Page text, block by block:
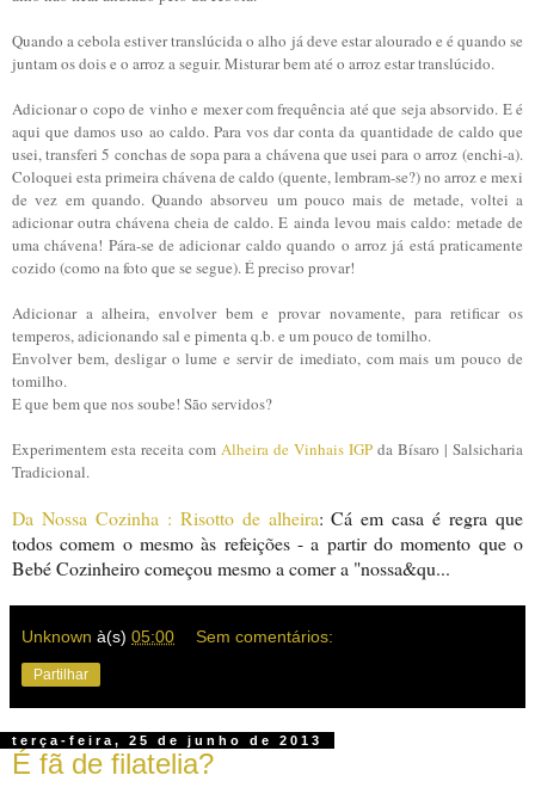
Quando a cebola estiver translúcida o alho já deve estar alourado e é quando se
juntam os dois e o arroz a seguir. Misturar bem até o arroz estar translúcido.
Adicionar o copo de vinho e mexer com frequência até que seja absorvido. E é
aqui que damos uso ao caldo. Para vos dar conta da quantidade de caldo que
usei, transferi 5 conchas de sopa para a chávena que usei para o arroz (enchi-a).
Coloquei esta primeira chávena de caldo (quente, lembram-se?) no arroz e mexi
de vez em quando. Quando absorveu um pouco mais de metade, voltei a
adicionar outra chávena cheia de caldo. E ainda levou mais caldo: metade de
uma chávena! Pára-se de adicionar caldo quando o arroz já está praticamente
cozido (como na foto que se segue). É preciso provar!
Adicionar a alheira, envolver bem e provar novamente, para retificar os
temperos, adicionando sal e pimenta q.b. e um pouco de tomilho.
Envolver bem, desligar o lume e servir de imediato, com mais um pouco de
tomilho.
E que bem que nos soube! São servidos?
Experimentem esta receita com Alheira de Vinhais IGP da Bísaro | Salsicharia
Tradicional.
Da Nossa Cozinha : Risotto de alheira: Cá em casa é regra que
todos comem o mesmo às refeições - a partir do momento que o
Bebé Cozinheiro começou mesmo a comer a "nossa&qu...
Unknown à(s) 05:00 Sem comentários:
Partilhar
terça-feira, 25 de junho de 2013
É fã de filatelia?